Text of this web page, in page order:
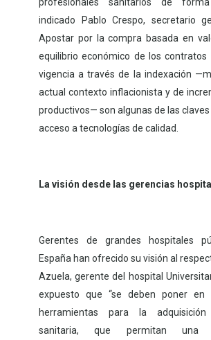
indicado Pablo Crespo, secretario
Apostar por la compra basada en
equilibrio económico de los
vigencia a través de la indexación
actual contexto inflacionista y de
productivos— son algunas de las claves
acceso a tecnologías de calidad.
La visión desde las gerencias
Gerentes de grandes hospitales
España han ofrecido su visión al
Azuela, gerente del hospital
expuesto que “se deben poner en
herramientas para la
sanitaria, que permitan una